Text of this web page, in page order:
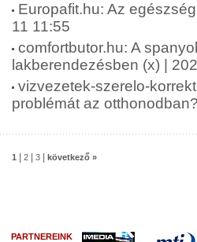
Europafit.hu: Az
11 11:55
comfortbutor.hu: A
lakberendezésben (x) |
vizvezetek-szerelo-
problémát az
1 2 3 következő »
PARTNEREINK